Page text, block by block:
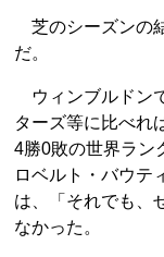
芝のシーズンの
だ。
ウィンブルドン
ターズ等に比べれ
4勝0敗の世界ラン
ロベルト・バウテ
は、「それでも
なかった。